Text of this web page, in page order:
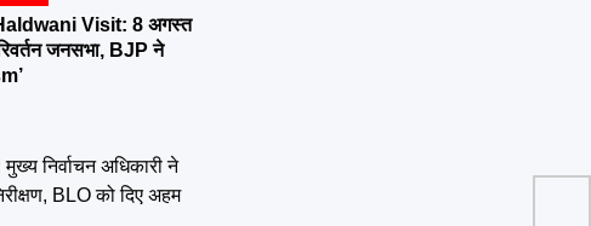
Visit: 8 अगस्त
जनसभा, BJP ने